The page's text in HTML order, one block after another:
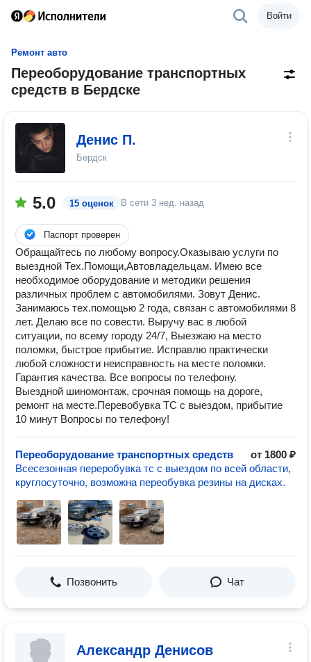
Войти
Ремонт авто
Переоборудование транспортных
средств в Бердске
Денис П.
Бердск
5.0 15 оценок В сети 3 нед. назад
Паспорт проверен
Обращайтесь по любому вопросу.Оказываю услуги по
выездной Тех.Помощи,Автовладельцам. Имею все
необходимое оборудование и методики решения
различных проблем с автомобилями. Зовут Денис.
Занимаюсь тех.помощью 2 года, связан с автомобилями 8
лет. Делаю все по совести. Выручу вас в любой
ситуации, по всему городу 24/7, Выезжаю на место
поломки, быстрое прибытие. Исправлю практически
любой сложности неисправность на месте поломки.
Гарантия качества. Все вопросы по телефону.
Выездной шиномонтаж, срочная помощь на дороге,
ремонт на месте.Перевобувка ТС с выездом, прибытие
10 минут Вопросы по телефону!
Переоборудование транспортных средств
от 1800 ₽
Всесезонная переробувка тс с выездом по всей области,
круглосуточно, возможна переобувка резины на дисках.
Позвонить Чат
Александр Денисов